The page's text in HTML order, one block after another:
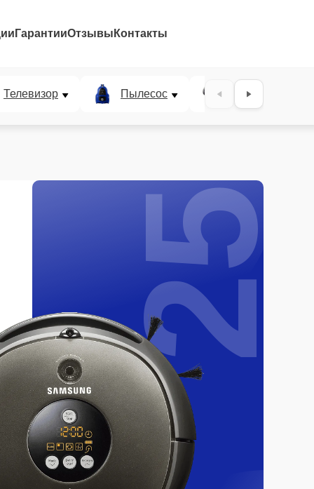
ГарантииОтзывы Контакты
Телевизор Пылесос Проектор
25%